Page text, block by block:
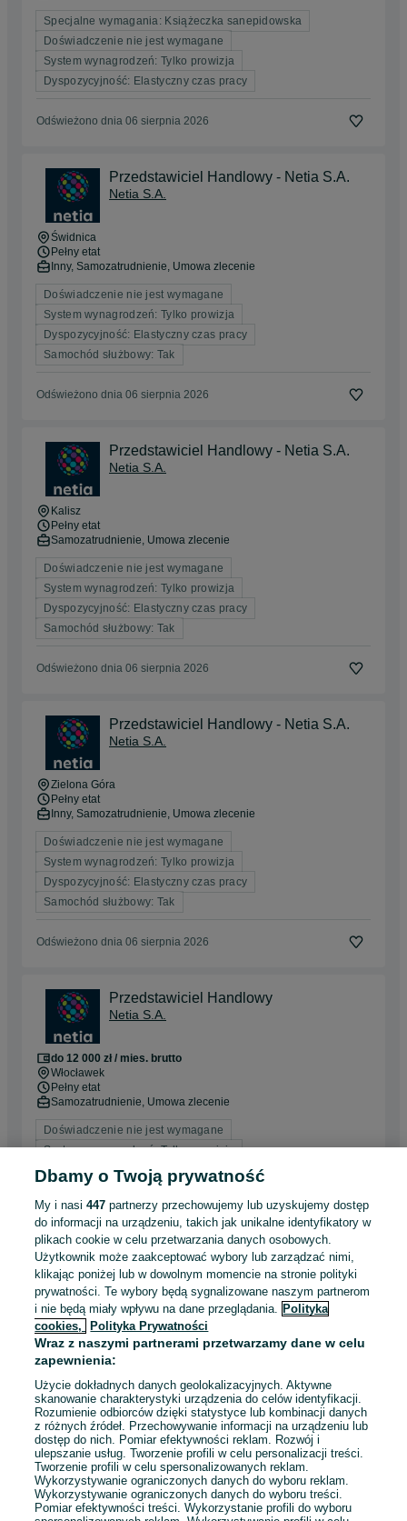
Specjalne wymagania: Książeczka sanepidowska
Doświadczenie nie jest wymagane
System wynagrodzeń: Tylko prowizja
Dyspozycyjność: Elastyczny czas pracy
Odświeżono dnia 06 sierpnia 2026
Przedstawiciel Handlowy - Netia S.A.
Netia S.A.
Świdnica
Pełny etat
Inny, Samozatrudnienie, Umowa zlecenie
Doświadczenie nie jest wymagane
System wynagrodzeń: Tylko prowizja
Dyspozycyjność: Elastyczny czas pracy
Samochód służbowy: Tak
Odświeżono dnia 06 sierpnia 2026
Przedstawiciel Handlowy - Netia S.A.
Netia S.A.
Kalisz
Pełny etat
Samozatrudnienie, Umowa zlecenie
Doświadczenie nie jest wymagane
System wynagrodzeń: Tylko prowizja
Dyspozycyjność: Elastyczny czas pracy
Samochód służbowy: Tak
Odświeżono dnia 06 sierpnia 2026
Przedstawiciel Handlowy - Netia S.A.
Netia S.A.
Zielona Góra
Pełny etat
Inny, Samozatrudnienie, Umowa zlecenie
Doświadczenie nie jest wymagane
System wynagrodzeń: Tylko prowizja
Dyspozycyjność: Elastyczny czas pracy
Samochód służbowy: Tak
Odświeżono dnia 06 sierpnia 2026
Przedstawiciel Handlowy
Netia S.A.
do 12 000 zł / mies. brutto
Włocławek
Pełny etat
Samozatrudnienie, Umowa zlecenie
Doświadczenie nie jest wymagane
System wynagrodzeń: Tylko prowizja
Dyspozycyjność: Elastyczny czas pracy
Odświeżono dnia 06 sierpnia 2026
Przedstawiciel Handlowy - Netia S.A.
Netia S.A.
Świebodzice
Pełny etat
Inny, Samozatrudnienie, Umowa zlecenie
Doświadczenie nie jest wymagane
System wynagrodzeń: Tylko prowizja
Dyspozycyjność: Elastyczny czas pracy
Samochód służbowy: Tak
Odświeżono dnia 06 sierpnia 2026
Dbamy o Twoją prywatność
My i nasi447 partnerzy przechowujemy lub uzyskujemy dostęp
do informacji na urządzeniu, takich jak unikalne identyfikatory w
plikach cookie w celu przetwarzania danych osobowych.
Użytkownik może zaakceptować wybory lub zarządzać nimi,
klikając poniżej lub w dowolnym momencie na stronie polityki
prywatności. Te wybory będą sygnalizowane naszym partnerom
i nie będą miały wpływu na dane przeglądania. Polityka
cookies,
Polityka Prywatności
Wraz z naszymi partnerami przetwarzamy dane w celu
zapewnienia:
Użycie dokładnych danych geolokalizacyjnych. Aktywne
skanowanie charakterystyki urządzenia do celów identyfikacji.
Rozumienie odbiorców dzięki statystyce lub kombinacji danych
z różnych źródeł. Przechowywanie informacji na urządzeniu lub
dostęp do nich. Pomiar efektywności reklam. Rozwój i
ulepszanie usług. Tworzenie profili w celu personalizacji treści.
Tworzenie profili w celu spersonalizowanych reklam.
Wykorzystywanie ograniczonych danych do wyboru reklam.
Wykorzystywanie ograniczonych danych do wyboru treści.
Pomiar efektywności treści. Wykorzystanie profili do wyboru